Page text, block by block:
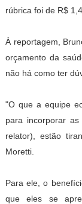
rúbrica foi de R$
À reportagem,
orçamento da
não há como ter
"O que a equipe
para incorporar
relator), estão
Moretti.
Para ele, o
que eles se